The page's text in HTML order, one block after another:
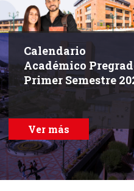
Modelos físicos e
inteligencia artificial se
para optimizar el
tumores cerebrales
La Facultad de Ingeniería,
Arquitectura y Diseño de la
Universidad de Boyacá
Ver más
Calendario
Académico
Primer Semestre